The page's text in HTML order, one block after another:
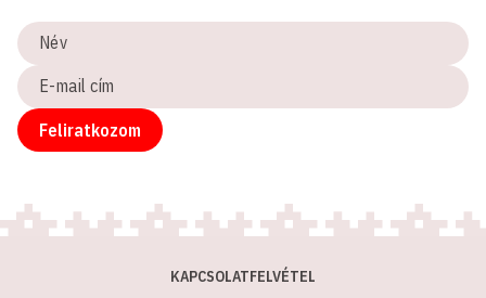
Név
E-
mail
cím
Feliratkozom
KAPCSOLATFELVÉTEL